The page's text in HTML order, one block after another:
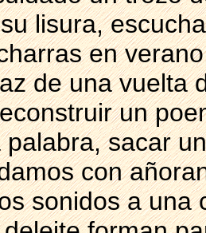
lisura,
en
de una vuelta
un
palabra, sacar
con
sonidos a una